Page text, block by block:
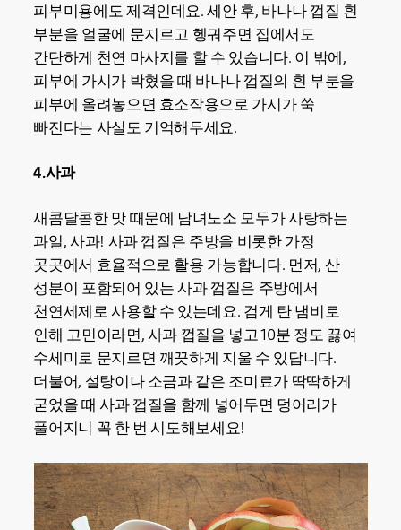
피부미용에도 제격인데요. 세안 후, 바나나 껍질 흰
부분을 얼굴에 문지르고 헹궈주면 집에서도
간단하게 천연 마사지를 할 수 있습니다. 이 밖에,
피부에 가시가 박혔을 때 바나나 껍질의 흰 부분을
피부에 올려놓으면 효소작용으로 가시가 쑥
빠진다는 사실도 기억해두세요.
4.사과
새콤달콤한 맛 때문에 남녀노소 모두가 사랑하는
과일, 사과! 사과 껍질은 주방을 비롯한 가정
곳곳에서 효율적으로 활용 가능합니다. 먼저, 산
성분이 포함되어 있는 사과 껍질은 주방에서
천연세제로 사용할 수 있는데요. 검게 탄 냄비로
인해 고민이라면, 사과 껍질을 넣고 10분 정도 끓여
수세미로 문지르면 깨끗하게 지울 수 있답니다.
더불어, 설탕이나 소금과 같은 조미료가 딱딱하게
굳었을 때 사과 껍질을 함께 넣어두면 덩어리가
풀어지니 꼭 한 번 시도해보세요!